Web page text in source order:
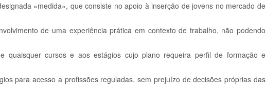
«medida», que consiste no apoio à inserção de jovens no mercado de
de uma experiência prática em contexto de trabalho, não podendo
cursos e aos estágios cujo plano requeira perfil de formação e
para acesso a profissões reguladas, sem prejuízo de decisões próprias das